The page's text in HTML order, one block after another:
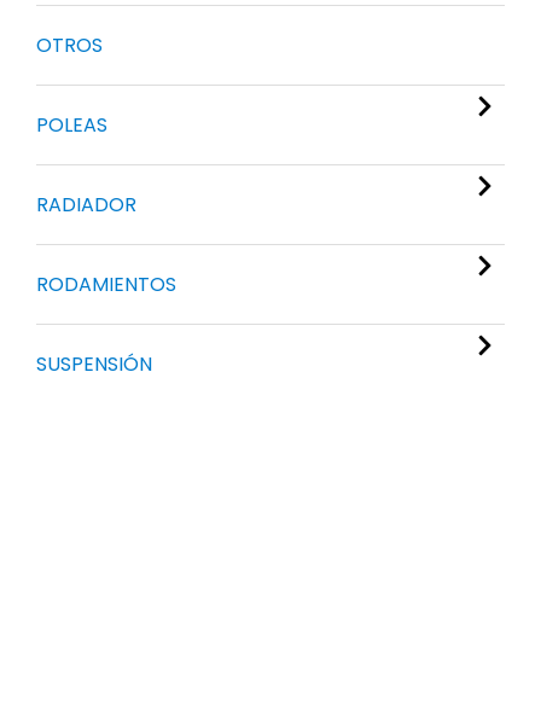
OTROS
POLEAS
RADIADOR
RODAMIENTOS
SUSPENSIÓN